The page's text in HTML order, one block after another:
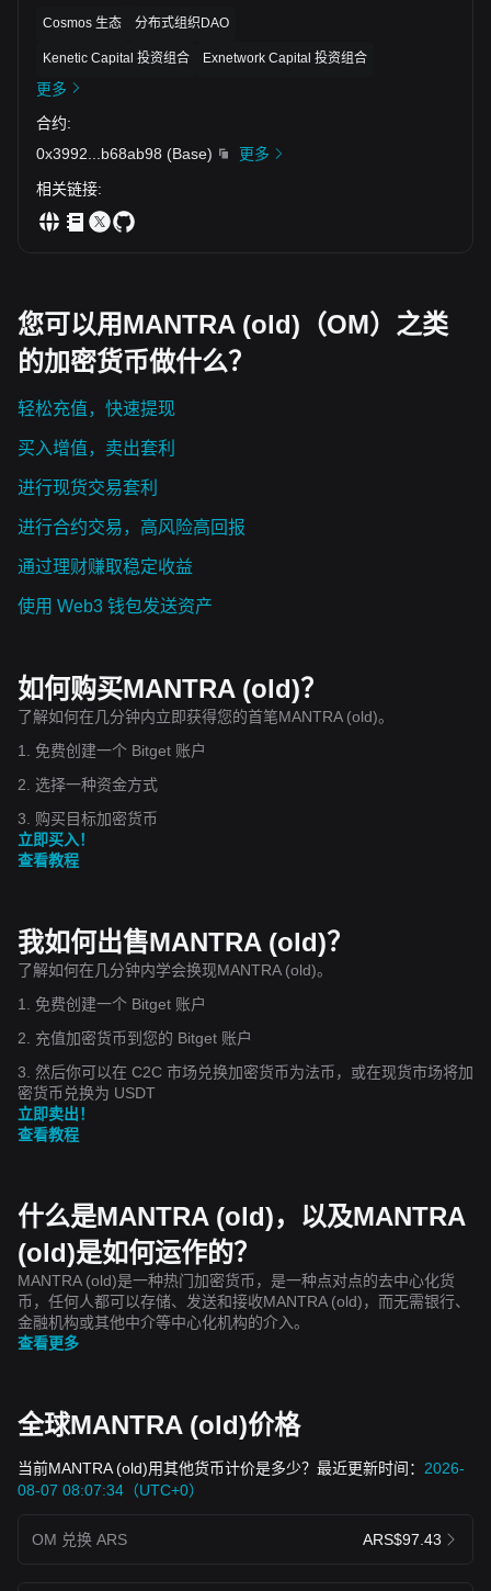
键看能否放量突破0.0720，一旦突破，上方阻力稀疏，轧空行
情将加速。OI稳定而价格上涨，这是典型的资金推动型上涨初
场实时分析与洞察！ #用户体验至上，Bitget体验官集结
#BTC、ETH反弹 #Bitget UEX 进化论：开启全资产交易新纪
Cosmos 生态 分布式组织DAO
Kenetic Capital 投资组合 Exnetwork Capital 投资组合
更多
合约:
0x3992
b68ab98 (Base)
更多
相关链接:
您可以用MANTRA (old)（OM）之类
的加密货币做什么？
轻松充值，快速提现
买入增值，卖出套利
进行现货交易套利
进行合约交易，高风险高回报
通过理财赚取稳定收益
使用 Web3 钱包发送资产
如何购买MANTRA (old)？
了解如何在几分钟内立即获得您的首笔MANTRA (old)。
1. 免费创建一个 Bitget 账户
2. 选择一种资金方式
3. 购买目标加密货币
立即买入！
查看教程
我如何出售MANTRA (old)？
了解如何在几分钟内学会换现MANTRA (old)。
1. 免费创建一个 Bitget 账户
2. 充值加密货币到您的 Bitget 账户
3. 然后你可以在 C2C 市场兑换加密货币为法币，或在现货市场将加
密货币兑换为 USDT
立即卖出！
查看教程
什么是MANTRA (old)，以及MANTRA
(old)是如何运作的？
MANTRA (old)是一种热门加密货币，是一种点对点的去中心化货
币，任何人都可以存储、发送和接收MANTRA (old)，而无需银行、
金融机构或其他中介等中心化机构的介入。
查看更多
全球MANTRA (old)价格
当前MANTRA (old)用其他货币计价是多少？最近更新时间： 2026-
08-07 08:07:34（UTC+0）
OM 兑换 ARS ARS$97.43